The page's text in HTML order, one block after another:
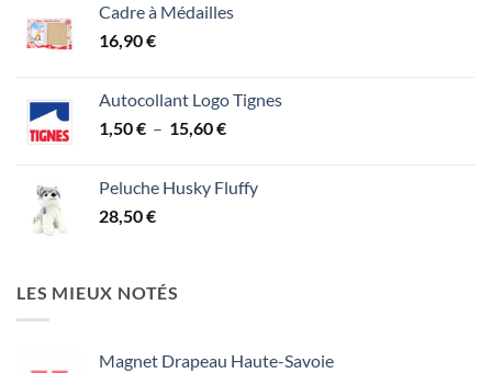
Cadre à Médailles
16,90€
Autocollant Logo Tignes
1,50€ – 15,60€Plage
1,50 €
Peluche Husky Fluffy
28,50€
LES MIEUX NOTÉS
Magnet Drapeau Haute-Savoie